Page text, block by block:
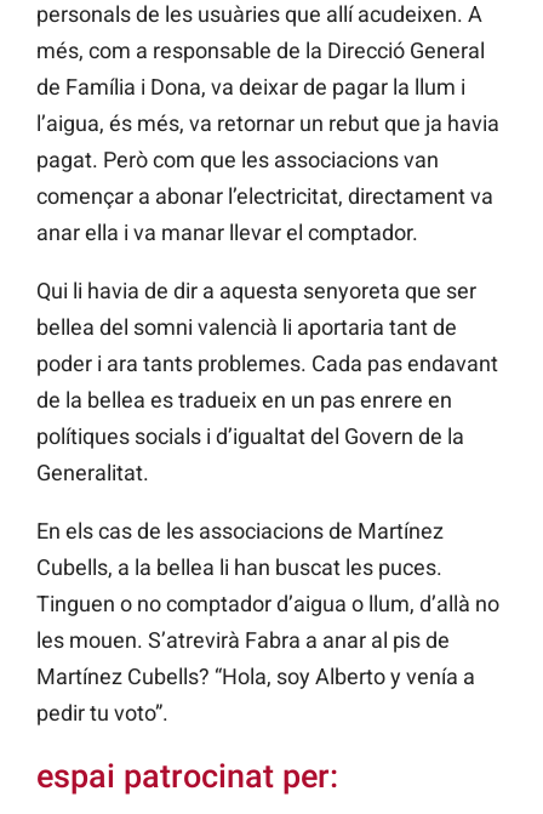
personals de les usuàries que allí acudeixen. A
més, com a responsable de la Direcció General
de Família i Dona, va deixar de pagar la llum i
l’aigua, és més, va retornar un rebut que ja havia
pagat. Però com que les associacions van
començar a abonar l’electricitat, directament va
anar ella i va manar llevar el comptador.
Qui li havia de dir a aquesta senyoreta que ser
bellea del somni valencià li aportaria tant de
poder i ara tants problemes. Cada pas endavant
de la bellea es tradueix en un pas enrere en
polítiques socials i d’igualtat del Govern de la
Generalitat.
En els cas de les associacions de Martínez
Cubells, a la bellea li han buscat les puces.
Tinguen o no comptador d’aigua o llum, d’allà no
les mouen. S’atrevirà Fabra a anar al pis de
Martínez Cubells? “Hola, soy Alberto y venía a
pedir tu voto”.
espai patrocinat per: